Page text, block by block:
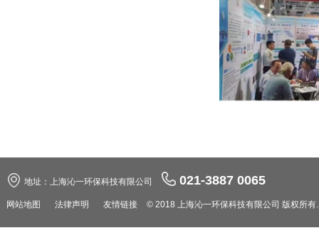
地址：上海沁一环保科技有限公司 021-3887 0065
网站地图 法律声明 友情链接 © 2018 上海沁一环保科技有限公司 版权所